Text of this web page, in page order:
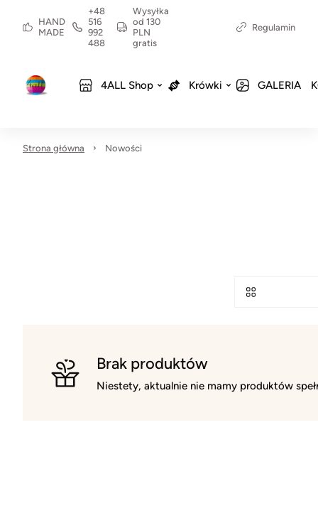
HAND
MADE
+48
516
992
488
Wysyłka
od 130
PLN
gratis
Regulamin
4ALL Shop Krówki GALERIA
Strona główna Nowości
Brak produktów
Niestety, aktualnie nie mamy produktów